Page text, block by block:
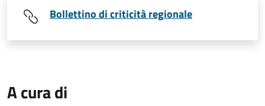
Bollettino di criticità regionale
A cura di